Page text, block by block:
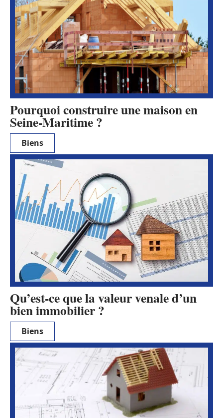
Pourquoi construire une maison en
Seine-Maritime ?
Biens
Qu’est-ce que la valeur venale d’un
bien immobilier ?
Biens